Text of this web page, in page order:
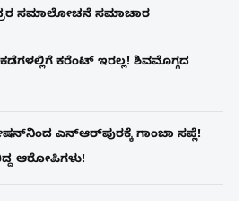
ಸಮಾಲೋಚನೆ ಸಮಾಚಾರ
ಕಡೆಗಳಲ್ಲಿಗೆ ಕರೆಂಟ್ ಇರಲ್ಲ! ಶಿವಮೊಗ್ಗದ
ಎನ್​ಆರ್​ಪುರಕ್ಕೆ ಗಾಂಜಾ ಸಪ್ಲೆ!
ಆರೋಪಿಗಳು!